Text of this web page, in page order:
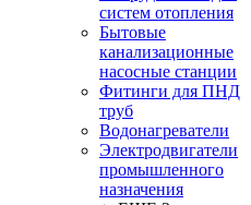
систем отопления
Бытовые
канализационные
насосные станции
Фитинги для ПНД
труб
Водонагреватели
Электродвигатели
промышленного
назначения